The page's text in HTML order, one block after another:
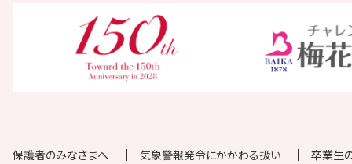
保護者のみなさまへ 気象警報発令にかかわる扱い
卒業生